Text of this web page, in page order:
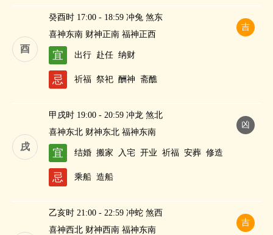
酉
吉
癸酉时 17:00 - 18:59 冲兔 煞东
喜神东南 财神正南 福神正西
宜 出行 赴任 纳财
忌 祈福 祭祀 酬神 斋醮
戌
凶
甲戌时 19:00 - 20:59 冲龙 煞北
喜神东北 财神东北 福神东南
宜 结婚 搬家 入宅 开业 祈福 安葬 修造
忌 乘船 造船
吉
乙亥时 21:00 - 22:59 冲蛇 煞西
喜神西北 财神西南 福神东南